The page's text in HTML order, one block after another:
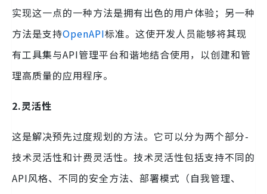
实现这一点的一种方法是拥有出色的用户体验；另一种
方法是支持OpenAPI标准。这使开发人员能够将其现
有工具集与API管理平台和谐地结合使用，以创建和管
理高质量的应用程序。
2.灵活性
这是解决预先过度规划的方法。它可以分为两个部分-
技术灵活性和计费灵活性。技术灵活性包括支持不同的
API风格、不同的安全方法、部署模式（自我管理、